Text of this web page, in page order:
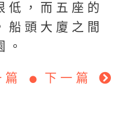
低，而五座的
船頭大廈之間
。
篇 下一篇